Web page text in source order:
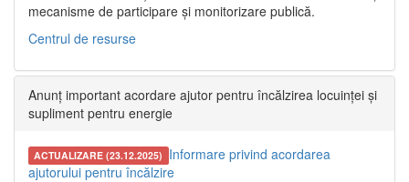
mecanisme de participare și monitorizare publică.
Centrul de resurse
Anunț important acordare ajutor pentru încălzirea locuinței și
supliment pentru energie
ACTUALIZARE (23.12.2025) Informare privind acordarea
ajutorului pentru încălzire